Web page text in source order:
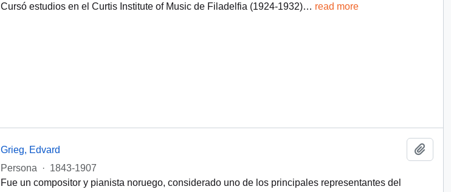
Cursó estudios en el Curtis Institute of Music de Filadelfia (1924-1932)… read more
Grieg, Edvard
Persona
· 1843-1907
Fue un compositor y pianista noruego, considerado uno de los principales representantes del